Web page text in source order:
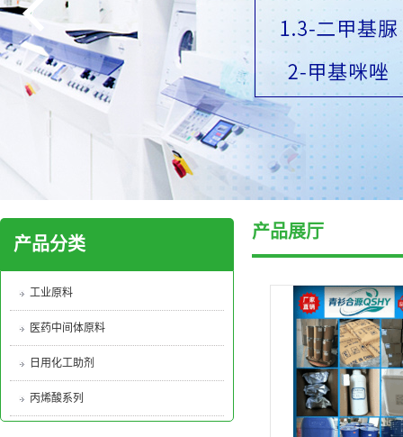
产品分类
工业原料
医药中间体原料
日用化工助剂
丙烯酸系列
产品展厅